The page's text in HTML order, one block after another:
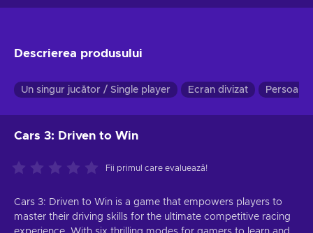
Descrierea produsului
Un singur jucător / Single player Ecran divizat Persoana
Cars 3: Driven to Win
Fii primul care evaluează!
Cars 3: Driven to Win is a game that empowers players to
master their driving skills for the ultimate competitive racing